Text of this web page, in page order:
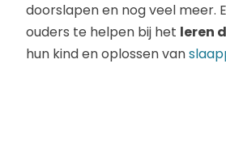
doorslapen en nog veel meer.
ouders te helpen bij het leren
hun kind en oplossen van